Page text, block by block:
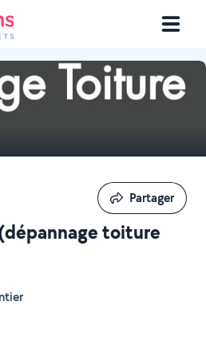
toiture
Partager
Partager